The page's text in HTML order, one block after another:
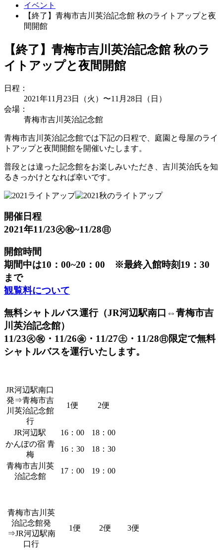
イベント
【終了】青梅市吉川英治記念館 秋のライトアップと夜
間開館
【終了】青梅市吉川英治記念館 秋のラ
イトアップと夜間開館
日程：
2021年11月23日（火）〜11月28日（日）
会場：
青梅市吉川英治記念館
青梅市吉川英治記念館では下記の日程で、庭園と母屋のライ
トアップと夜間開館を開催いたします。
普段とは違った記念館をお楽しみいただき、吉川英治氏を知
るきっかけとなれば幸いです。
開催日程
2021年11/23㊋㊗~11/28㊐
開館時間
期間中は10：00~20：00 ※最終入館時刻19：30
まで
観覧料について
無料シャトルバス運行（JR河辺駅南口⇔青梅市吉
川英治記念館）
11/23㊋㊗・11/26㊎・11/27㊏・11/28㊐限定で無料
シャトルバスを運行いたします。
JR河辺駅南口
発⇒青梅市吉
川英治記念館
行
1便 2便
JR河辺駅 16：00
18：00
かんぽの宿 青
梅
16：30
18：30
青梅市吉川英
治記念館
17：00 19：00
青梅市吉川英
治記念館発
⇒JR河辺駅南
口行
1便 2便 3便